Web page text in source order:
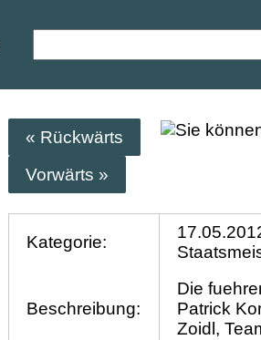
« Rückwärts
Vorwärts »
Kategorie:
Beschreibung:
Die
Patrick
Zoidl,